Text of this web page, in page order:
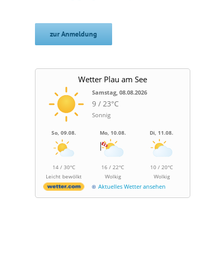
zur Anmeldung
Wetter Plau am See
Samstag, 08.08.2026
9 / 23°C
Sonnig
So, 09.08.
14 / 30°C
Leicht bewölkt
Mo, 10.08.
16 / 22°C
Wolkig
Di, 11.08.
10 / 20°C
Wolkig
Aktuelles Wetter ansehen